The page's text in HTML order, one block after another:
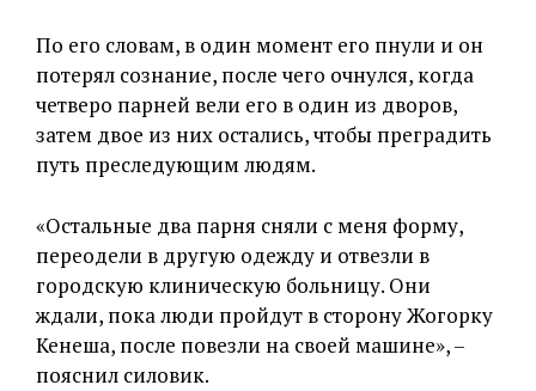
По его словам, в один момент его пнули и он
потерял сознание, после чего очнулся, когда
четверо парней вели его в один из дворов,
затем двое из них остались, чтобы преградить
путь преследующим людям.
«Остальные два парня сняли с меня форму,
переодели в другую одежду и отвезли в
городскую клиническую больницу. Они
ждали, пока люди пройдут в сторону Жогорку
Кенеша, после повезли на своей машине», –
пояснил силовик.